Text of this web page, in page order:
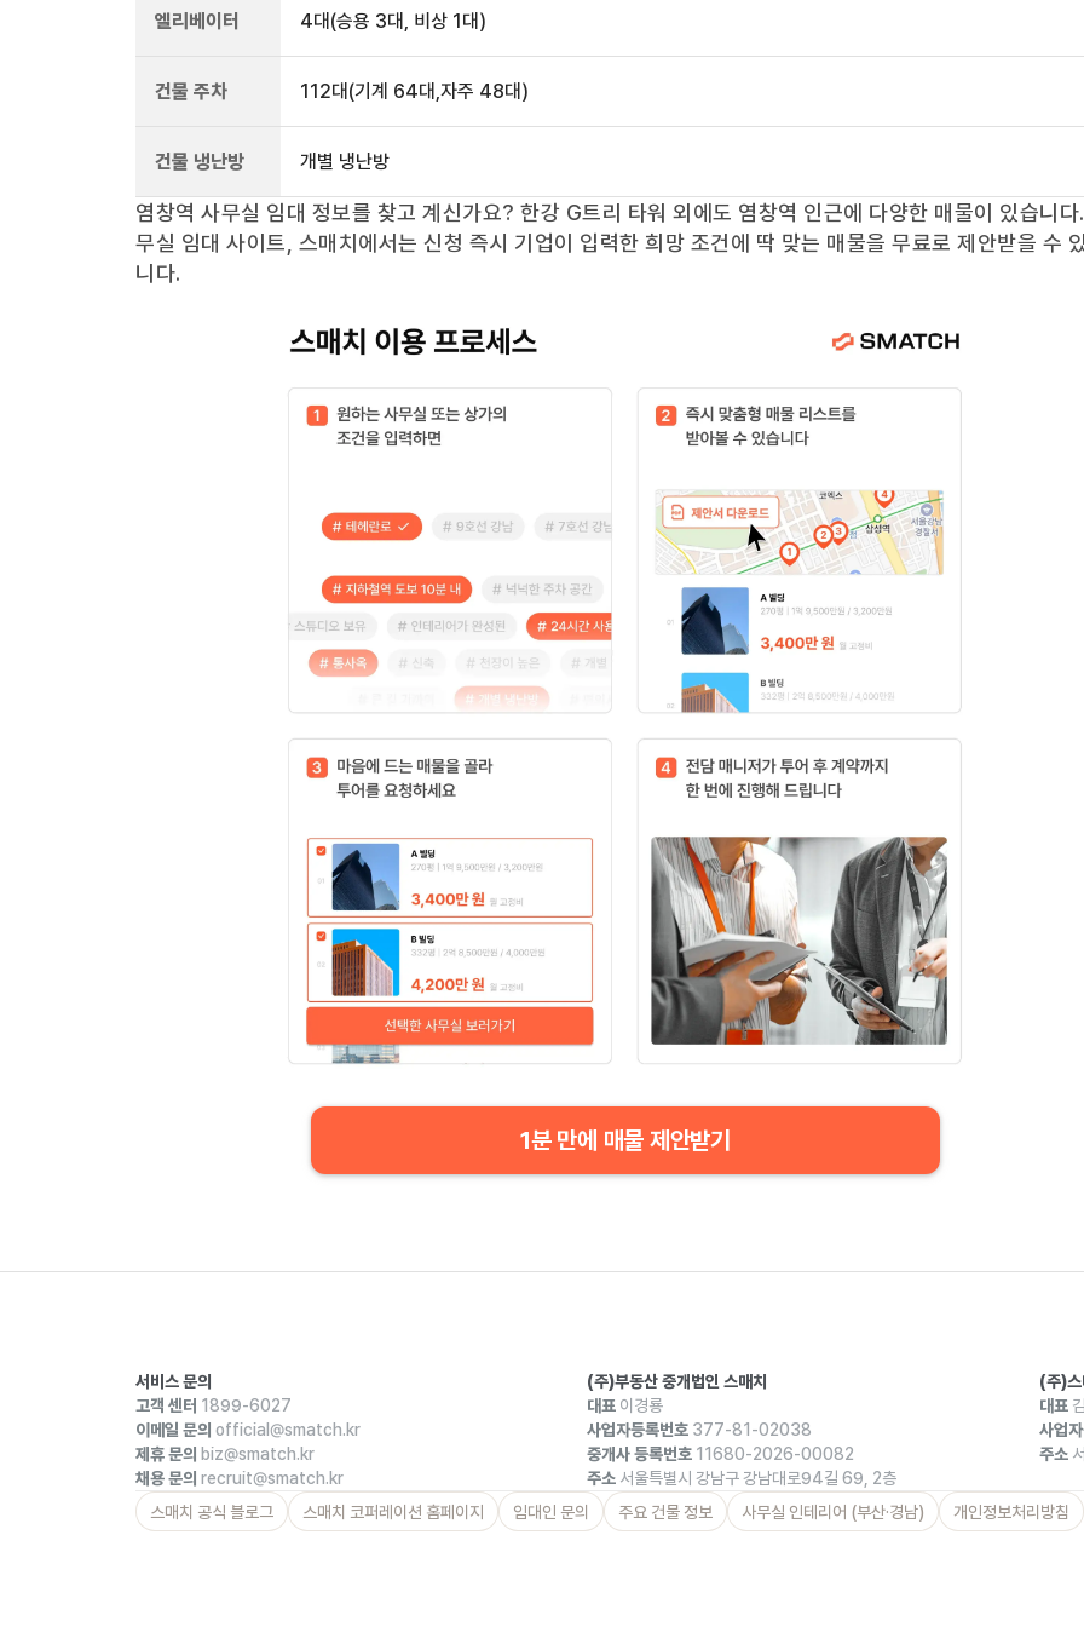
엘리베이터 4대 (승용 3대, 비상 1대)
건물 주차 112대 (기계 64대,자주 48대)
건물 냉난방 개별 냉난방
염창역 사무실 임대 정보를 찾고 계신가요? 한강 G트리 타워 외에도 염창역 인근에 다양한 매물이 있습니다
무실 임대 사이트, 스매치에서는 신청 즉시 기업이 입력한 희망 조건에 딱 맞는 매물을 무료로 제안받을 수
니다.
1분 만에 매물 제안받기
서비스 문의
고객 센터 1899-6027
이메일 문의 official@smatch.kr
제휴 문의 biz@smatch.kr
채용 문의 recruit@smatch.kr
(주)부동산 중개법인 스매치
대표 이경룡
사업자등록번호 377-81-02038
중개사 등록번호 11680-2026-00082
주소 서울특별시 강남구 강남대로94길 69, 2층
(주)스
대표
사업
주소
스매치 공식 블로그 스매치 코퍼레이션 홈페이지 임대인 문의 주요 건물 정보 사무실 인테리어 (부산·경남) 개인정보처리방침